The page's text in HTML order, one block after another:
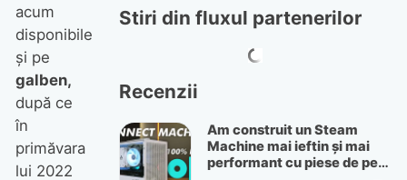
acum
disponibile
şi pe
galben,
după ce
în
primăvara
lui 2022
Stiri din fluxul partenerilor
Recenzii
Am construit un Steam
Machine mai ieftin și mai
performant cu piese de pe